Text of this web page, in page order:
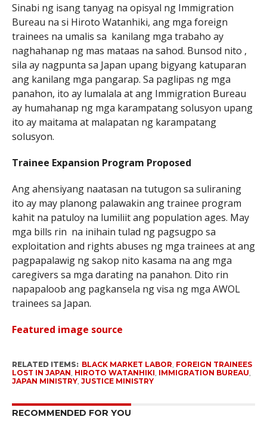
Sinabi ng isang tanyag na opisyal ng Immigration
Bureau na si Hiroto Watanhiki, ang mga foreign
trainees na umalis sa kanilang mga trabaho ay
naghahanap ng mas mataas na sahod. Bunsod nito ,
sila ay nagpunta sa Japan upang bigyang katuparan
ang kanilang mga pangarap. Sa paglipas ng mga
panahon, ito ay lumalala at ang Immigration Bureau
ay humahanap ng mga karampatang solusyon upang
ito ay maitama at malapatan ng karampatang
solusyon.
Trainee Expansion Program Proposed
Ang ahensiyang naatasan na tutugon sa suliraning
ito ay may planong palawakin ang trainee program
kahit na patuloy na lumiliit ang population ages. May
mga bills rin na inihain tulad ng pagsugpo sa
exploitation and rights abuses ng mga trainees at ang
pagpapalawig ng sakop nito kasama na ang mga
caregivers sa mga darating na panahon. Dito rin
napapaloob ang pagkansela ng visa ng mga AWOL
trainees sa Japan.
Featured image source
RELATED ITEMS: BLACK MARKET LABOR FOREIGN TRAINEES
LOST IN JAPAN HIROTO WATANHIKI IMMIGRATION BUREAU
JAPAN MINISTRY, JUSTICE MINISTRY
RECOMMENDED FOR YOU